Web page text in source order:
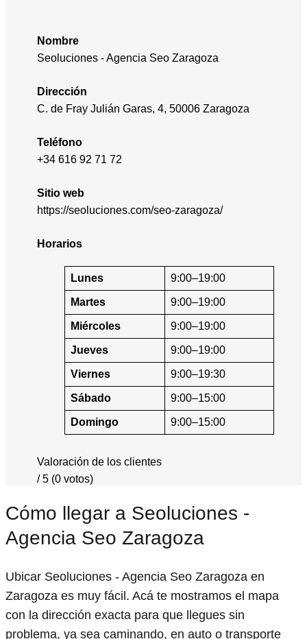
Nombre
Seoluciones - Agencia Seo Zaragoza
Dirección
C. de Fray Julián Garas, 4, 50006 Zaragoza
Teléfono
+34 616 92 71 72
Sitio web
https://seoluciones.com/seo-zaragoza/
Horarios
Lunes 9:00–19:00
Martes 9:00–19:00
Miércoles 9:00–19:00
Jueves 9:00–19:00
Viernes 9:00–19:30
Sábado 9:00–15:00
Domingo 9:00–15:00
Valoración de los clientes
/ 5 (0 votos)
Cómo llegar a Seoluciones -
Agencia Seo Zaragoza
Ubicar Seoluciones - Agencia Seo Zaragoza en
Zaragoza es muy fácil. Acá te mostramos el mapa
con la dirección exacta para que llegues sin
problema, ya sea caminando, en auto o transporte